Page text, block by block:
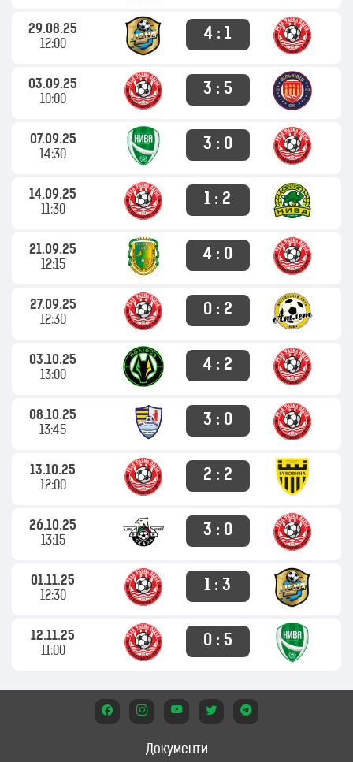
29.08.25
12:00
4 : 1
03.09.25
10:00
3 : 5
07.09.25
14:30
3 : 0
14.09.25
11:30
1 : 2
21.09.25
12:15
4 : 0
27.09.25
12:30
0 : 2
03.10.25
13:00
4 : 2
08.10.25
13:45
3 : 0
13.10.25
12:00
2 : 2
26.10.25
13:15
3 : 0
01.11.25
12:30
1 : 3
12.11.25
11:00
0 : 5
Документи